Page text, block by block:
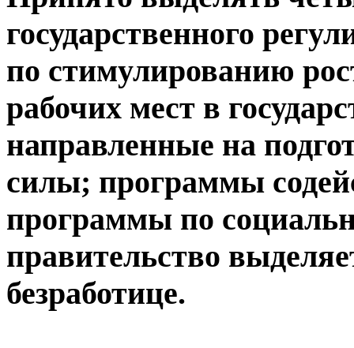
государственного
по стимулированию
рабочих мест в
направленные на
силы; программы
программы по
правительство
безработице.